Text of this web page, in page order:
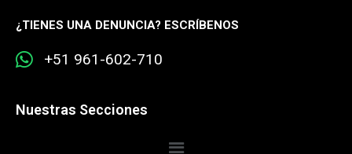
¿TIENES UNA DENUNCIA? ESCRÍBENOS
+51 961-602-710
Nuestras Secciones